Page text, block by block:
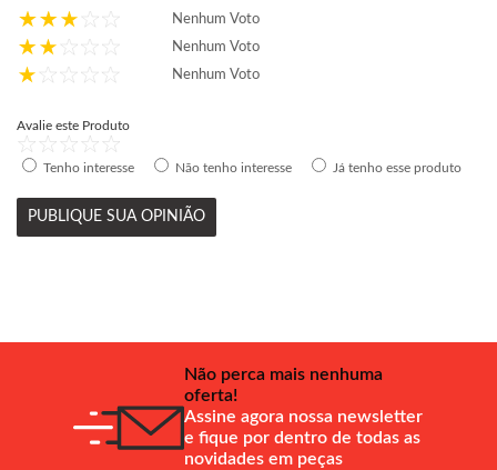
Nenhum Voto
Nenhum Voto
Nenhum Voto
Avalie este Produto
Tenho interesse Não tenho interesse Já tenho esse produto
PUBLIQUE SUA OPINIÃO
Não perca mais nenhuma
oferta!
Assine agora nossa newsletter
e fique por dentro de todas as
novidades em peças